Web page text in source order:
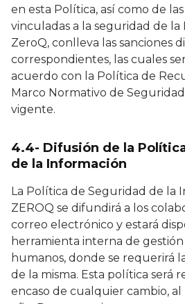
en esta Política, así como de
vinculadas a la seguridad de
ZeroQ, conlleva las sanciones
correspondientes, las cuales
acuerdo con la Política de
Marco Normativo de
vigente.
4.4- Difusión de la
de la Información
La Política de Seguridad de la
ZEROQ se difundirá a los
correo electrónico y estará
herramienta interna de
humanos, donde se requerirá
de la misma. Esta política será
encaso de cualquier cambio, al